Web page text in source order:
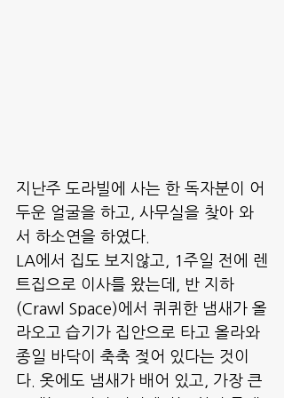
지난주 도라빌에 사는 한 독자분이 어
두운 얼굴을 하고, 사무실을 찾아 와
서 하소연을 하였다.
LA에서 집도 보지않고, 1주일 전에 렌
트집으로 이사를 왔는데, 반 지하
(Crawl Space)에서 퀴퀴한 냄새가 올
라오고 습기가 집안으로 타고 올라와
종일 바닥이 축축 젖어 있다는 것이
다. 옷에도 냄새가 배어 있고, 가장 큰